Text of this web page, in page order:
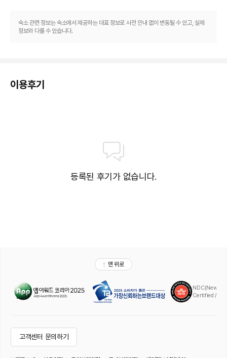
숙소 관련 정보는 숙소에서 제공하는 대표 정보로 사전 안내 없이 변동될 수 있고, 실제
정보와 다를 수 있습니다.
이용후기
등록된 후기가 없습니다.